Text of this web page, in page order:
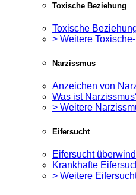
Toxische Beziehung
Toxische
> Weitere
Narzissmus
Anzeichen von
Was ist
> Weitere
Eifersucht
Eifersucht
Krankhafte
> Weitere